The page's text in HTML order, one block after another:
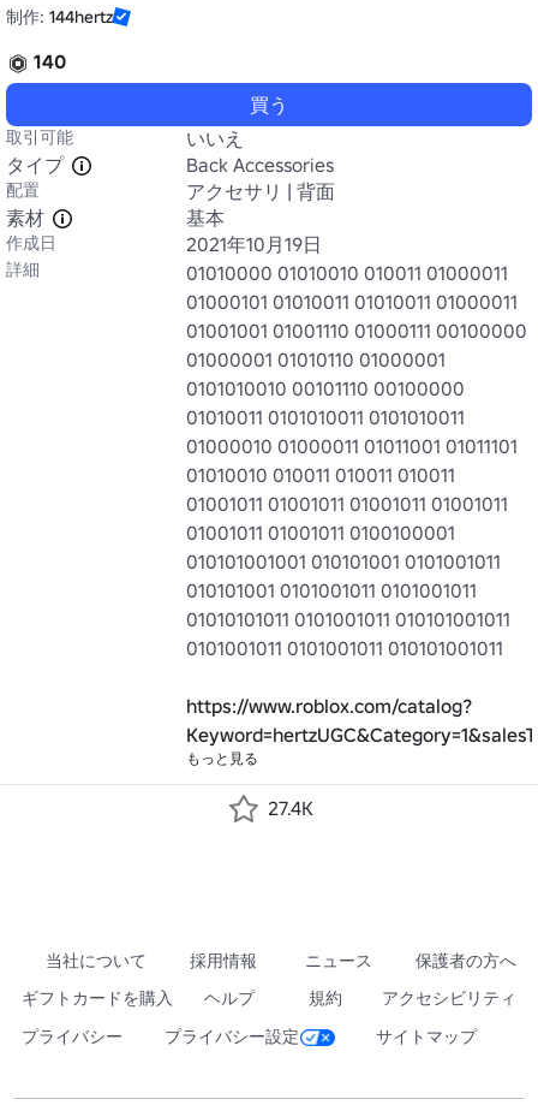
制作: 144hertz
140
買う
取引可能
いいえ
タイプ
Back Accessories
配置
アクセサリ | 背面
素材
基本
作成日 2021年10月19日
詳細
01010000 01010010 010011 01000011
01000101 01010011 01010011 01000011
01001001 01001110 01000111 00100000
01000001 01010110 01000001
0101010010 00101110 00100000
01010011 0101010011 0101010011
01000010 01000011 01011001 01011101
01010010 010011 010011 010011
01001011 01001011 01001011 01001011
01001011 01001011 0100100001
010101001001 010101001 0101001011
010101001 0101001011 0101001011
01010101011 0101001011 010101001011
0101001011 0101001011 010101001011
https://www.roblox.com/catalog?
もっと見る
27.4K
当社について 採用情報 ニュース
保護者の方へ
ギフトカードを購入
ヘルプ 規約
アクセシビリティ
プライバシー
プライバシー設定 サイトマップ